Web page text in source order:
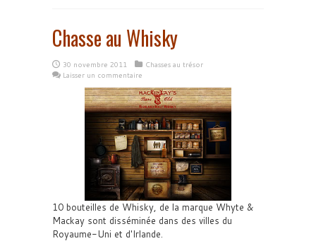
Chasse au Whisky
30 novembre 2011
Chasses au trésor
Laisser un commentaire
10 bouteilles de Whisky, de la marque Whyte &
Mackay sont disséminée dans des villes du
Royaume-Uni et d'Irlande.